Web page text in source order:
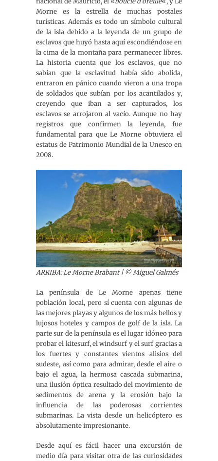
Morne es la estrella de muchas postales
turísticas. Además es todo un símbolo cultural
de la isla debido a la leyenda de un grupo de
esclavos que huyó hasta aquí escondiéndose en
la cima de la montaña para permanecer libres.
La historia cuenta que los esclavos, que no
sabían que la esclavitud había sido abolida,
entraron en pánico cuando vieron a una tropa
de soldados que subían por los acantilados y,
creyendo que iban a ser capturados, los
esclavos se arrojaron al vacío. Aunque no hay
registros que confirmen la leyenda, fue
fundamental para que Le Morne obtuviera el
estatus de Patrimonio Mundial de la Unesco en
2008.
ARRIBA: Le Morne Brabant | © Miguel Galmés
La península de Le Morne apenas tiene
población local, pero sí cuenta con algunas de
las mejores playas y algunos de los más bellos y
lujosos hoteles y campos de golf de la isla. La
parte sur de la península es el lugar idóneo para
probar el kitesurf, el windsurf y el surf gracias a
los fuertes y constantes vientos alisios del
sudeste, así como para admirar, desde el aire o
bajo el agua, la hermosa cascada submarina,
una ilusión óptica resultado del movimiento de
sedimentos de arena y la erosión bajo la
influencia de las poderosas corrientes
submarinas. La vista desde un helicóptero es
absolutamente impresionante.
Desde aquí es fácil hacer una excursión de
medio día para visitar otra de las curiosidades